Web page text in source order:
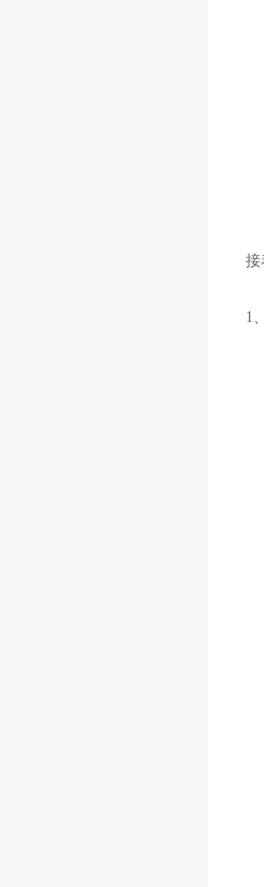
接
1